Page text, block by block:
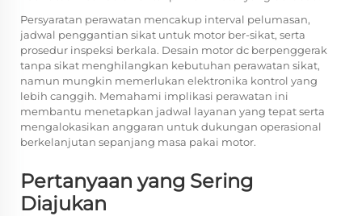
Persyaratan perawatan mencakup interval pelumasan,
jadwal penggantian sikat untuk motor ber-sikat, serta
prosedur inspeksi berkala. Desain motor dc berpenggerak
tanpa sikat menghilangkan kebutuhan perawatan sikat,
namun mungkin memerlukan elektronika kontrol yang
lebih canggih. Memahami implikasi perawatan ini
membantu menetapkan jadwal layanan yang tepat serta
mengalokasikan anggaran untuk dukungan operasional
berkelanjutan sepanjang masa pakai motor.
Pertanyaan yang Sering
Diajukan